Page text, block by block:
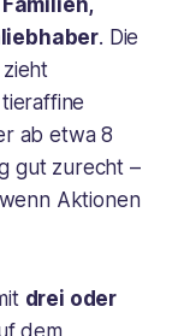
. Die
ab etwa 8
gut zurecht –
Aktionen
drei oder
dem